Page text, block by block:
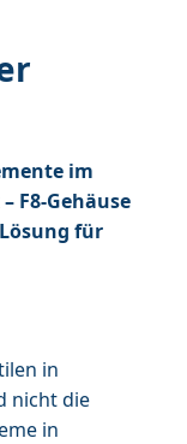
im
F8-Gehäuse
für
in
nicht die
in